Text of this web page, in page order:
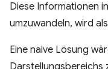
Diese Informationen
umzuwandeln, wird
Eine naive Lösung